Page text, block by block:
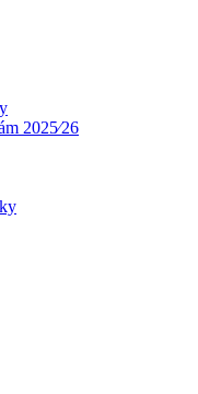
2025⁄26